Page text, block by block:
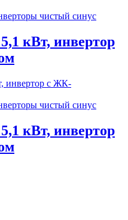
чистый синус
кВт, инвертор
чистый синус
кВт, инвертор